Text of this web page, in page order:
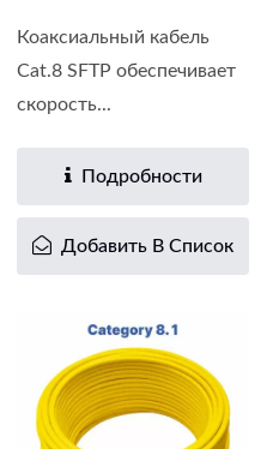
Коаксиальный кабель
Cat.8 SFTP обеспечивает
скорость...
Подробности
Добавить В Список